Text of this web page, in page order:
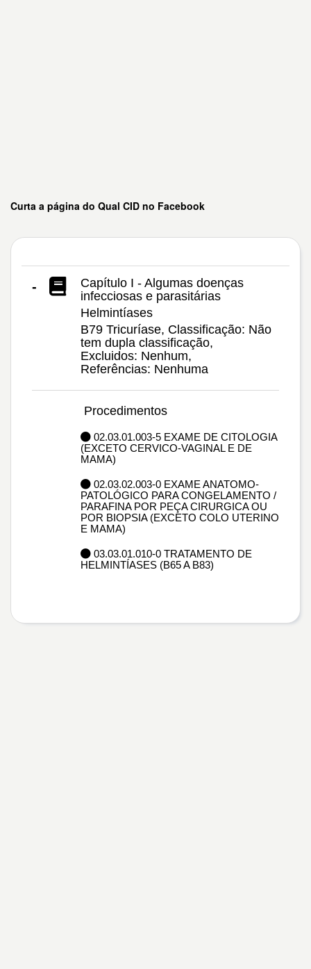
Curta a página do Qual CID no Facebook
-
Capítulo I - Algumas doenças
infecciosas e parasitárias
Helmintíases
B79 Tricuríase, Classificação: Não
tem dupla classificação,
Excluidos: Nenhum,
Referências: Nenhuma
Procedimentos
02.03.01.003-5 EXAME DE CITOLOGIA
(EXCETO CERVICO-VAGINAL E DE
MAMA)
02.03.02.003-0 EXAME ANATOMO-
PATOLÓGICO PARA CONGELAMENTO /
PARAFINA POR PEÇA CIRURGICA OU
POR BIOPSIA (EXCETO COLO UTERINO
E MAMA)
03.03.01.010-0 TRATAMENTO DE
HELMINTÍASES (B65 A B83)